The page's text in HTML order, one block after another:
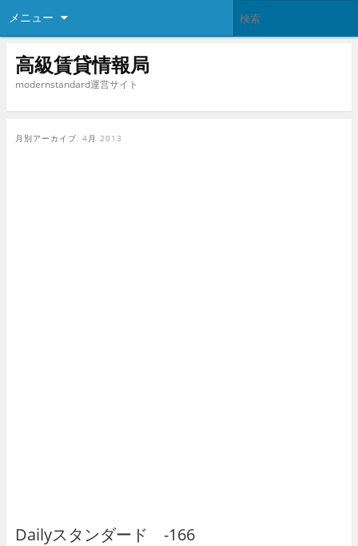
メニュー
高級賃貸情報局
modernstandard運営サイト
月別アーカイブ: 4月 2013
Dailyスタンダード -166